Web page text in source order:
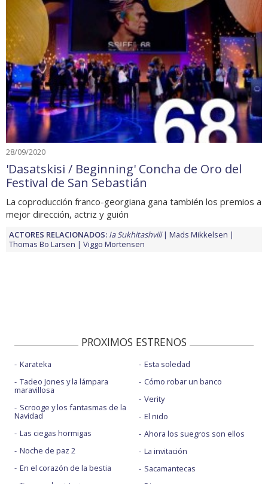
28/09/2020
'Dasatskisi / Beginning' Concha de Oro del
Festival de San Sebastián
La coproducción franco-georgiana gana también los premios a
mejor dirección, actriz y guión
ACTORES RELACIONADOS: Ia Sukhitashvili
Mads Mikkelsen
Thomas Bo Larsen
Viggo Mortensen
PROXIMOS ESTRENOS
Karateka
Tadeo Jones y la lámpara
maravillosa
Scrooge y los fantasmas de la
Navidad
Las ciegas hormigas
Noche de paz 2
En el corazón de la bestia
Esta soledad
Cómo robar un banco
Verity
El nido
Ahora los suegros son ellos
La invitación
Sacamantecas